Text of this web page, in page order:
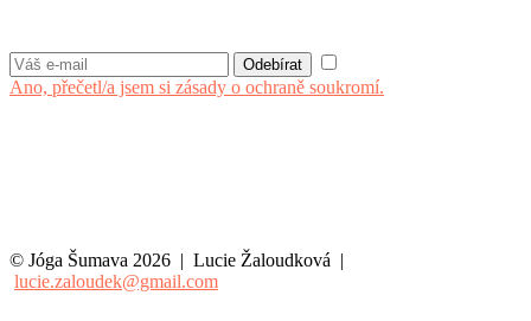
Ano, přečetl/a jsem si zásady o ochraně soukromí.
© Jóga Šumava 2026 | Lucie Žaloudková |
lucie.zaloudek@gmail.com